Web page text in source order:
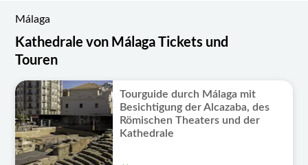
Málaga
Kathedrale von Málaga Tickets und
Touren
Tourguide durch Málaga mit
Besichtigung der Alcazaba, des
Römischen Theaters und der
Kathedrale